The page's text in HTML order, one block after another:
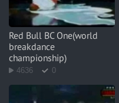
Red Bull BC One(world
breakdanсe
championship)
4636 0